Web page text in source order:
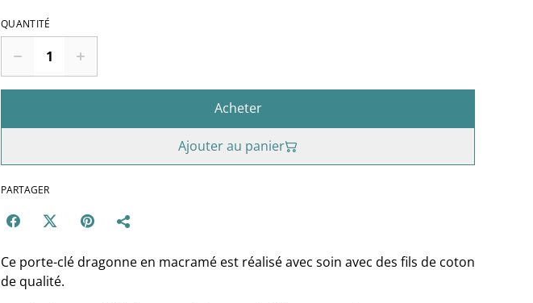
QUANTITÉ
Acheter
Ajouter au panier
PARTAGER
Ce porte-clé dragonne en macramé est réalisé avec soin avec des fils de coton
de qualité.